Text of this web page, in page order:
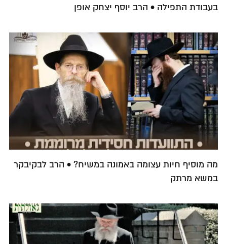
בעבודת התפילה • הרב יוסף יצחק אופן
מה מוסיף חיות עצומה באמונה במשיח? • הרב לבקיבקר
במשא מרתק